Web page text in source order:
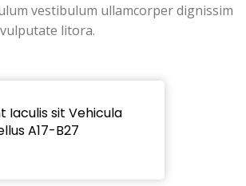
vestibulum ullamcorper dignissim
litora.
Iaculis sit Vehicula
A17-B27